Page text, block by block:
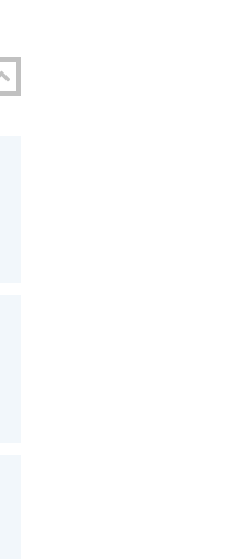
დღე